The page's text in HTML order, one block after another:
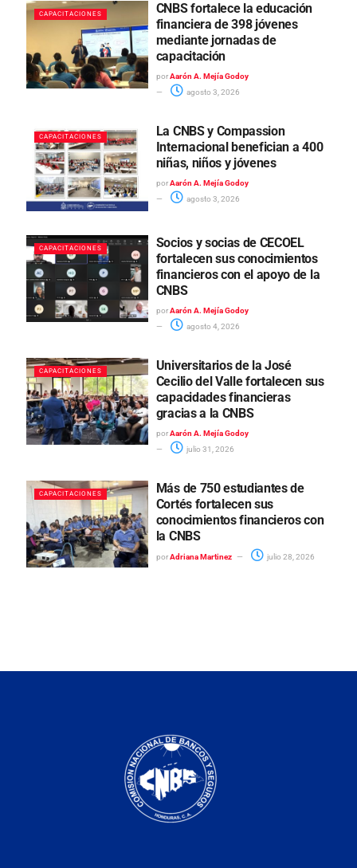
CAPACITACIONES
CNBS fortalece la educación
financiera de 398 jóvenes
mediante jornadas de
capacitación
por Aarón A. Mejía Godoy
agosto 3, 2026
CAPACITACIONES
La CNBS y Compassion
Internacional benefician a 400
niñas, niños y jóvenes
por Aarón A. Mejía Godoy
agosto 3, 2026
CAPACITACIONES
Socios y socias de CECOEL
fortalecen sus conocimientos
financieros con el apoyo de la
CNBS
por Aarón A. Mejía Godoy
agosto 4, 2026
CAPACITACIONES
Universitarios de la José
Cecilio del Valle fortalecen sus
capacidades financieras
gracias a la CNBS
por Aarón A. Mejía Godoy
julio 31, 2026
CAPACITACIONES
Más de 750 estudiantes de
Cortés fortalecen sus
conocimientos financieros con
la CNBS
por Adriana Martinez julio 28, 2026